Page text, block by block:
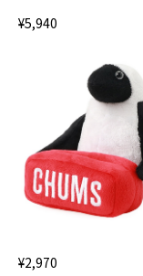
¥5,940
¥2,970